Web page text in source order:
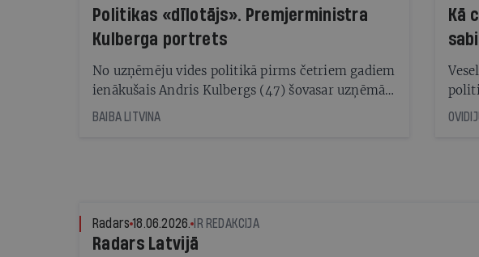
Politikas «dīlotājs». Premjerministra
Kulberga portrets
No uzņēmēju vides politikā pirms četriem gadiem
ienākušais Andris Kulbergs (47) šovasar uzņēmās
valdības veidošanu dažus mēnešus pirms
BAIBA LITVINA
Kā
Radars 18.06.2026. IR REDAKCIJA
Radars Latvijā